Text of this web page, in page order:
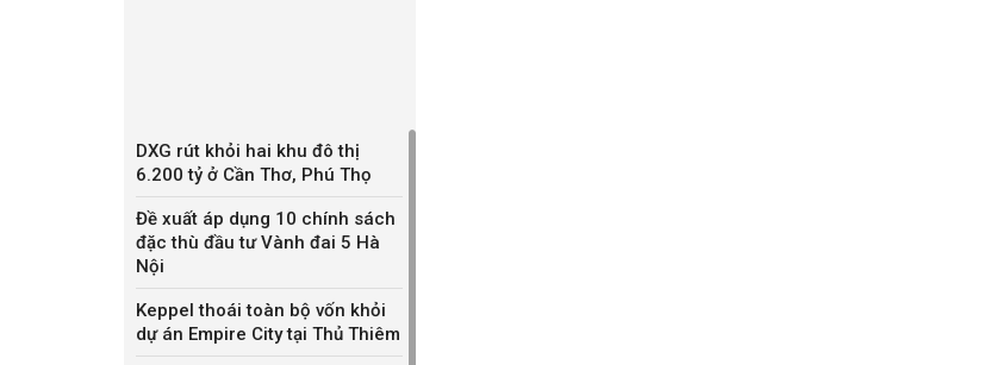
DXG rút khỏi hai khu đô thị
6.200 tỷ ở Cần Thơ, Phú Thọ
Đề xuất áp dụng 10 chính sách
đặc thù đầu tư Vành đai 5 Hà
Nội
Keppel thoái toàn bộ vốn khỏi
dự án Empire City tại Thủ Thiêm